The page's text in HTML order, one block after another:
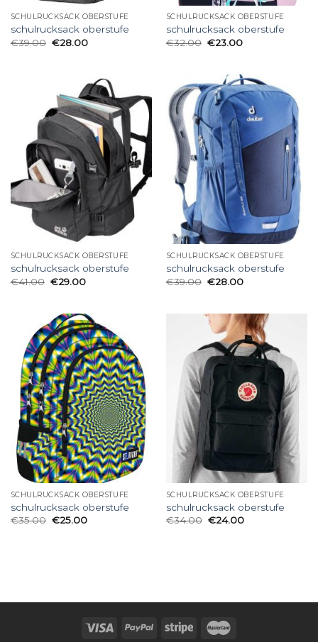
SCHULRUCKSACK OBERSTUFE
schulrucksack oberstufe
€39.00 €28.00
SCHULRUCKSACK OBERSTUFE
schulrucksack oberstufe
€32.00 €23.00
SCHULRUCKSACK OBERSTUFE
schulrucksack oberstufe
€41.00 €29.00
SCHULRUCKSACK OBERSTUFE
schulrucksack oberstufe
€39.00 €28.00
SCHULRUCKSACK OBERSTUFE
schulrucksack oberstufe
€35.00 €25.00
SCHULRUCKSACK OBERSTUFE
schulrucksack oberstufe
€34.00 €24.00